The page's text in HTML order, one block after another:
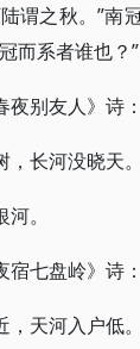
谓之秋。”南
而系者谁也？”
夜别友人》诗：
长河没晓天。
。
宿七盘岭》诗：
天河入户低。